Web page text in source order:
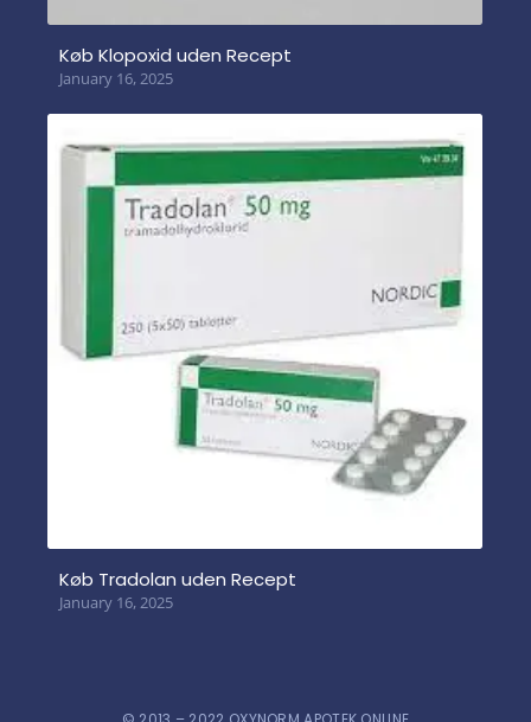
Køb Klopoxid uden Recept
January 16, 2025
Køb Tradolan uden Recept
January 16, 2025